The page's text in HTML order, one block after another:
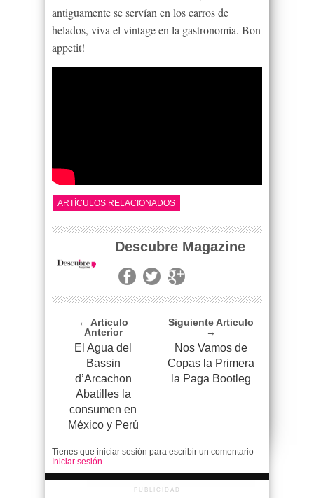
antiguamente se servían en los carros de
helados, viva elvintageen la gastronomía. Bon
appetit!
ARTÍCULOS RELACIONADOS
Descubre Magazine
← Articulo
Anterior
El Agua del
Bassin
d’Arcachon
Abatilles la
consumen en
México y Perú
Siguiente Articulo
→
Nos Vamos de
Copas la Primera
la Paga Bootleg
Tienes que iniciar sesión para escribir un comentario
Iniciar sesión
PUBLICIDAD